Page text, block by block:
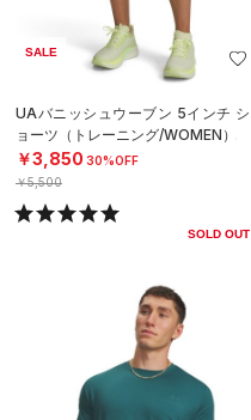
SALE
UAバニッシュウーブン 5インチ シ
ョーツ（トレーニング/WOMEN）
￥3,850 30%OFF
￥5,500
SOLD OUT